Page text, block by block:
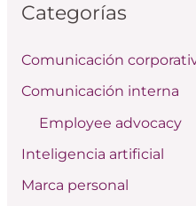
a
p
o
:
Categorías
Comunicación
Comunicación interna
Employee advocacy
Inteligencia artificial
Marca personal